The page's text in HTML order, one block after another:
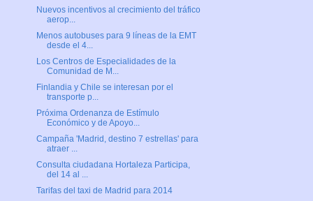
Nuevos incentivos al crecimiento del tráfico
aerop...
Menos autobuses para 9 líneas de la EMT
desde el 4...
Los Centros de Especialidades de la
Comunidad de M...
Finlandia y Chile se interesan por el
transporte p...
Próxima Ordenanza de Estímulo
Económico y de Apoyo...
Campaña 'Madrid, destino 7 estrellas' para
atraer ...
Consulta ciudadana Hortaleza Participa,
del 14 al ...
Tarifas del taxi de Madrid para 2014